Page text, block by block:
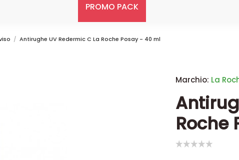
PROMO PACK
Antirughe UV Redermic C La Roche Posay - 40 ml
Marchio: La
Roche